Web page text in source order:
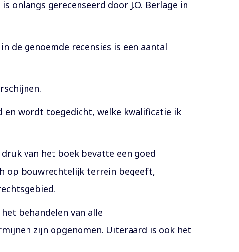
gerecenseerd door J.O. Berlage in
de genoemde recensies is een aantal
en wordt toegedicht, welke kwalificatie ik
van het boek bevatte een goed
op bouwrechtelijk terrein begeeft,
behandelen van alle
zijn opgenomen. Uiteraard is ook het